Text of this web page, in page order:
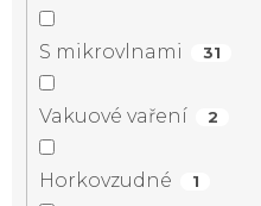
S mikrovlnami 31
Vakuové vaření 2
Horkovzudné 1